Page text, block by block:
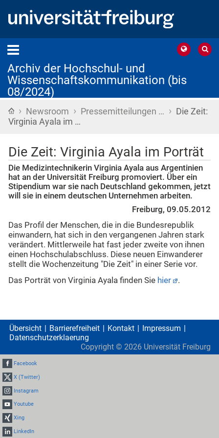
Archiv der Hochschul- und
Wissenschaftskommunikation (bis
08/2024)
Startseite
› Newsroom › Pressemitteilungen … › Die Zeit:
Virginia Ayala im …
Die Zeit: Virginia Ayala im Porträt
Die Medizintechnikerin Virginia Ayala aus Argentinien
hat an der Universität Freiburg promoviert. Über ein
Stipendium war sie nach Deutschland gekommen, jetzt
will sie in einem deutschen Unternehmen arbeiten.
Freiburg, 09.05.2012
Das Profil der Menschen, die in die Bundesrepublik
einwandern, hat sich in den vergangenen Jahren stark
verändert. Mittlerweile hat fast jeder zweite von ihnen
einen Hochschulabschluss. Diese neuen Einwanderer
stellt die Wochenzeitung "Die Zeit" in einer Serie vor.
Das Porträt von Virginia Ayala finden Sie hier .
Übersicht Barrierefreiheit Kontakt
Impressum
Datenschutzerklaerung
Copyright © 2026 Universität Freiburg
Facebook
X (Twitter)
Instagram
Youtube
Xing
LinkedIn